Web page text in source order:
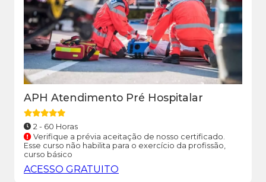
APH Atendimento Pré Hospitalar
2 - 60 Horas
Verifique a prévia aceitação de nosso certificado.
Esse curso não habilita para o exercício da profissão,
curso básico
ACESSO GRATUITO